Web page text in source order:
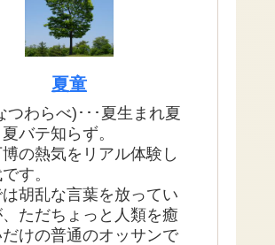
夏童
つわらべ)･･･夏生まれ夏
バテ知らず。
の熱気をリアル体験し
す。
胡乱な言葉を放ってい
、ただちょっと人類を癒
だけの普通のオッサンで